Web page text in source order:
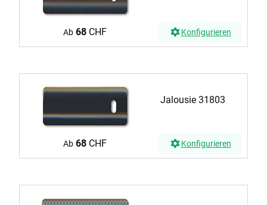
Ab 68 CHF Konfigurieren
Jalousie 31803
Ab 68 CHF Konfigurieren